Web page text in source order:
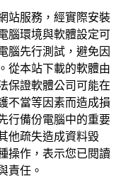
站服務，經實際安裝
腦環境與軟體設定可
腦先行測試，避免因
從本站下載的軟體由
保證軟體公司可能在
不當等因素而造成損
行備份電腦中的重要
他疏失造成資料毀
操作，表示您已閱讀
責任。